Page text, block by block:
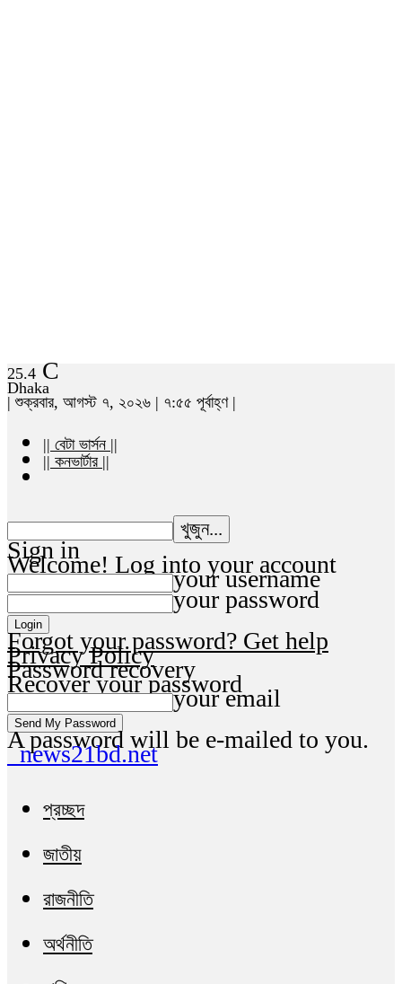
25.4 C
Dhaka
| শুক্রবার, আগস্ট ৭, ২০২৬ | ৭:৫৫ পূর্বাহ্ণ |
|| বেটা ভার্সন ||
|| কনভার্টার ||
Sign in
Welcome! Log into your account
your username
your password
Forgot your password? Get help
Privacy Policy
Password recovery
Recover your password
your email
A password will be e-mailed to you.
news21bd.net
প্রচ্ছদ
জাতীয়
রাজনীতি
অর্থনীতি